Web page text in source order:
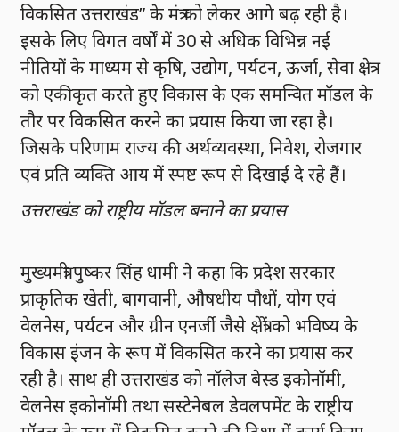
विकसित उत्तराखंड” के मंत्र को लेकर आगे बढ़ रही है।
इसके लिए विगत वर्षों में 30 से अधिक विभिन्न नई
नीतियों के माध्यम से कृषि, उद्योग, पर्यटन, ऊर्जा, सेवा क्षेत्र
को एकीकृत करते हुए विकास के एक समन्वित मॉडल के
तौर पर विकसित करने का प्रयास किया जा रहा है।
जिसके परिणाम राज्य की अर्थव्यवस्था, निवेश, रोजगार
एवं प्रति व्यक्ति आय में स्पष्ट रूप से दिखाई दे रहे हैं।
उत्तराखंड को राष्ट्रीय मॉडल बनाने का प्रयास
मुख्यमंत्री पुष्कर सिंह धामी ने कहा कि प्रदेश सरकार
प्राकृतिक खेती, बागवानी, औषधीय पौधों, योग एवं
वेलनेस, पर्यटन और ग्रीन एनर्जी जैसे क्षेत्रों को भविष्य के
विकास इंजन के रूप में विकसित करने का प्रयास कर
रही है। साथ ही उत्तराखंड को नॉलेज बेस्ड इकोनॉमी,
वेलनेस इकोनॉमी तथा सस्टेनेबल डेवलपमेंट के राष्ट्रीय